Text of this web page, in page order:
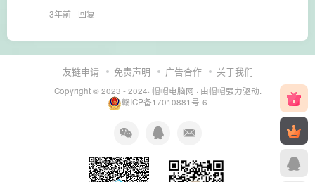
3年前 回复
友链申请 免责声明 广告合作 关于我们
Copyright © 2023 - 2024· 帽帽电脑网 · 由帽帽强力驱动.
赣ICP备17010881号-6